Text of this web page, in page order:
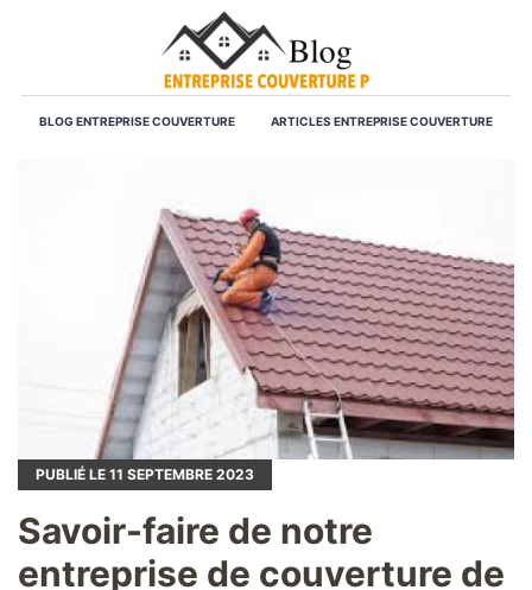
BLOG ENTREPRISE COUVERTURE ARTICLES ENTREPRISE COUVERTURE
PUBLIÉ LE 11 SEPTEMBRE 2023
Savoir-faire de notre
entreprise de couverture de